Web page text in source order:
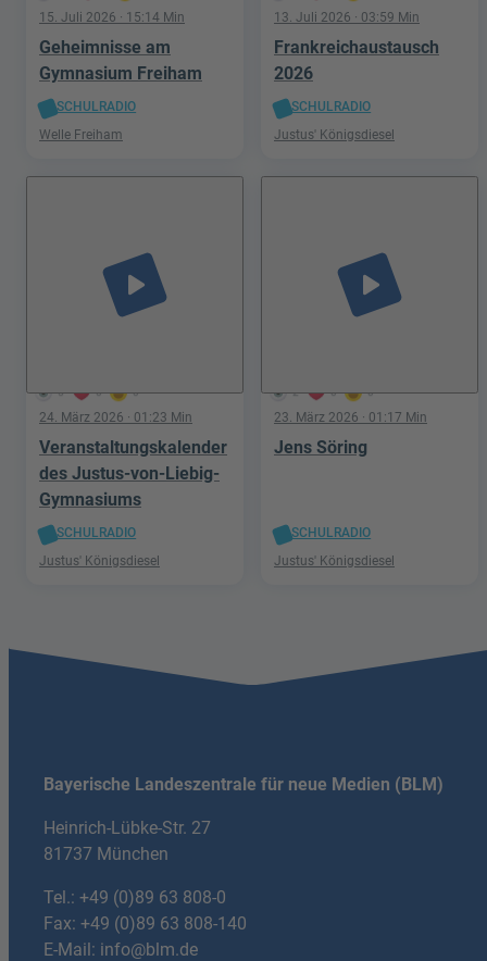
15. Juli 2026 · 15:14 Min
Geheimnisse am
Gymnasium Freiham
SCHULRADIO
Welle Freiham
13. Juli 2026 · 03:59 Min
Frankreichaustausch
2026
SCHULRADIO
Justus' Königsdiesel
5 0 0
play_arrow
24. März 2026 · 01:23 Min
Veranstaltungskalender
des Justus-von-Liebig-
Gymnasiums
SCHULRADIO
Justus' Königsdiesel
2 0 0
play_arrow
23. März 2026 · 01:17 Min
Jens Söring
SCHULRADIO
Justus' Königsdiesel
Bayerische Landeszentrale für neue Medien (BLM)
Heinrich-Lübke-Str. 27
81737 München
Tel.: +49 (0)89 63 808-0
Fax: +49 (0)89 63 808-140
E-Mail: info@blm.de